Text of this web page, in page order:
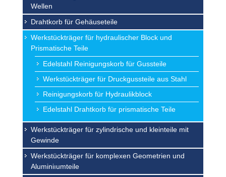
Wellen
Drahtkorb für Gehäuseteile
Werkstückträger für hydraulischer Block und
Prismatische Teile
Edelstahl Reinigungskorb für Gussteile
Werkstückträger für Druckgussteile aus Stahl
Reinigungskorb für Hydraulikblock
Edelstahl Drahtkorb für prismatische Teile
Werkstückträger für zylindrische und kleinteile mit
Gewinde
Werkstückträger für komplexen Geometrien und
Aluminiıumteile